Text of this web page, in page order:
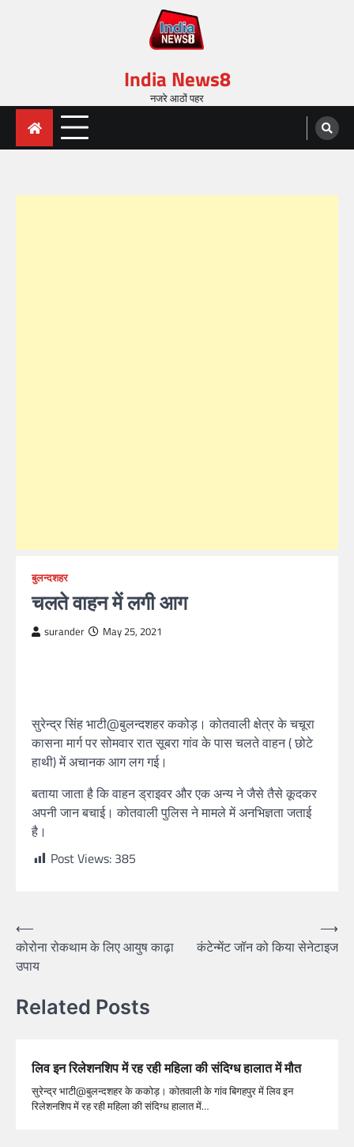
India News8
नजरे आठों पहर
बुलन्दशहर
चलते वाहन में लगी आग
surander May 25, 2021
सुरेन्द्र सिंह भाटी@बुलन्दशहर ककोड़। कोतवाली क्षेत्र के चचूरा
कासना मार्ग पर सोमवार रात सूबरा गांव के पास चलते वाहन ( छोटे
हाथी) में अचानक आग लग गई।
बताया जाता है कि वाहन ड्राइवर और एक अन्य ने जैसे तैसे कूदकर
अपनी जान बचाई। कोतवाली पुलिस ने मामले में अनभिज्ञता जताई
है।
Post Views: 385
⟵
कोरोना रोकथाम के लिए आयुष काढ़ा
उपाय
कंटेन्मेंट जॉन को किया सेनेटाइज
⟶
Related Posts
लिव इन रिलेशनशिप में रह रही महिला की संदिग्ध हालात में मौत
सुरेन्द्र भाटी@बुलन्दशहर के ककोड़। कोतवाली के गांव बिगहपुर में लिव इन
रिलेशनशिप में रह रही महिला की संदिग्ध हालात में…